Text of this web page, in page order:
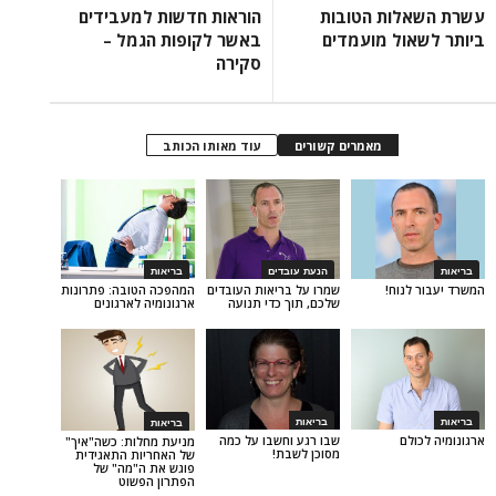
הטובות
מועמדים
הוראות חדשות למעבידים
באשר לקופות הגמל –
עוד מאותו הכותב
בריאות
המהפכה הטובה: פתרונות
ארגונומיה לארגונים
הנעת עובדים
שמרו על בריאות העובדים
שלכם, תוך כדי תנועה
בריאות
מניעת מחלות: כשה"איך"
של האחריות התאגידית
פוגש את ה"מה" של
בריאות
שבו רגע וחשבו על כמה